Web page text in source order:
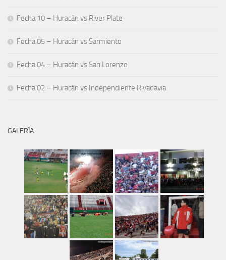
Fecha 10 – Huracán vs River Plate
Fecha 05 – Huracán vs Sarmiento
Fecha 04 – Huracán vs San Lorenzo
Fecha 02 – Huracán vs Independiente Rivadavia
GALERÍA